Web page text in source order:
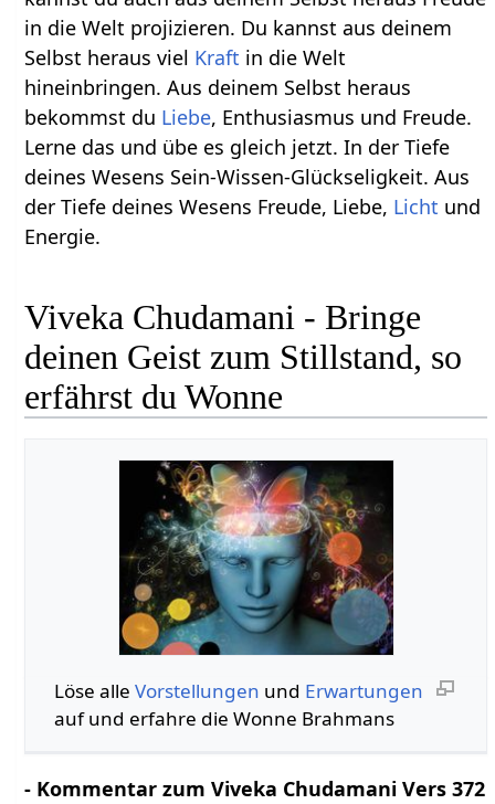
in die Welt projizieren. Du kannst aus deinem
Selbst heraus viel Kraft in die Welt
hineinbringen. Aus deinem Selbst heraus
bekommst du Liebe, Enthusiasmus und Freude.
Lerne das und übe es gleich jetzt. In der Tiefe
deines Wesens Sein-Wissen-Glückseligkeit. Aus
der Tiefe deines Wesens Freude, Liebe, Licht und
Energie.
Viveka Chudamani - Bringe
deinen Geist zum Stillstand, so
erfährst du Wonne
Löse alle Vorstellungen und Erwartungen
auf und erfahre die Wonne Brahmans
- Kommentar zum Viveka Chudamani Vers 372